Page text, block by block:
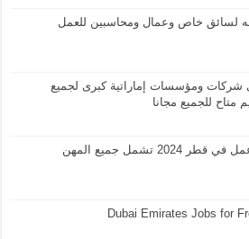
الكويت 2024 بحاجه لسائق خاص وعمال ومحاسبين للعمل
في الامارات 2024 لدى شركات ومؤسسات إماراتية كبرى لجميع
متاح للجميع مجانا
وظائف في قطر 2024 فرص عمل في قطر 2024 تشمل جميع المهن
Dubai Emirates Jobs for